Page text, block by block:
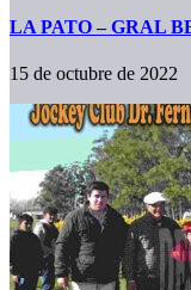
LA PATO – GRAL
15 de octubre de 2022